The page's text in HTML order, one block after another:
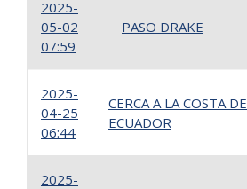
2025-
05-02
07:59
PASO DRAKE
2025-
04-25
06:44
CERCA A LA COSTA DE
ECUADOR
2025-